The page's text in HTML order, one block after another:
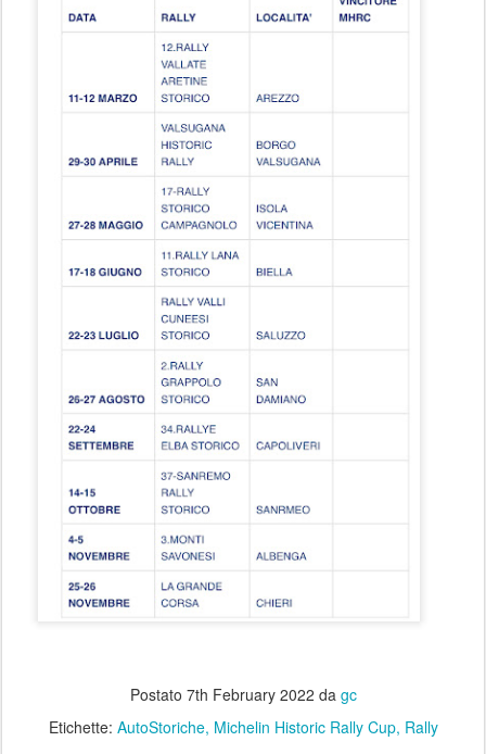
Postato 7th February 2022 da gc
Etichette: AutoStoriche Michelin Historic Rally Cup Rally